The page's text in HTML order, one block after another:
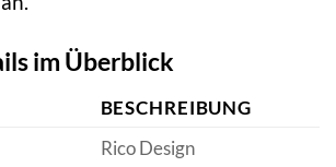
im Überblick
BESCHREIBUNG
Rico Design